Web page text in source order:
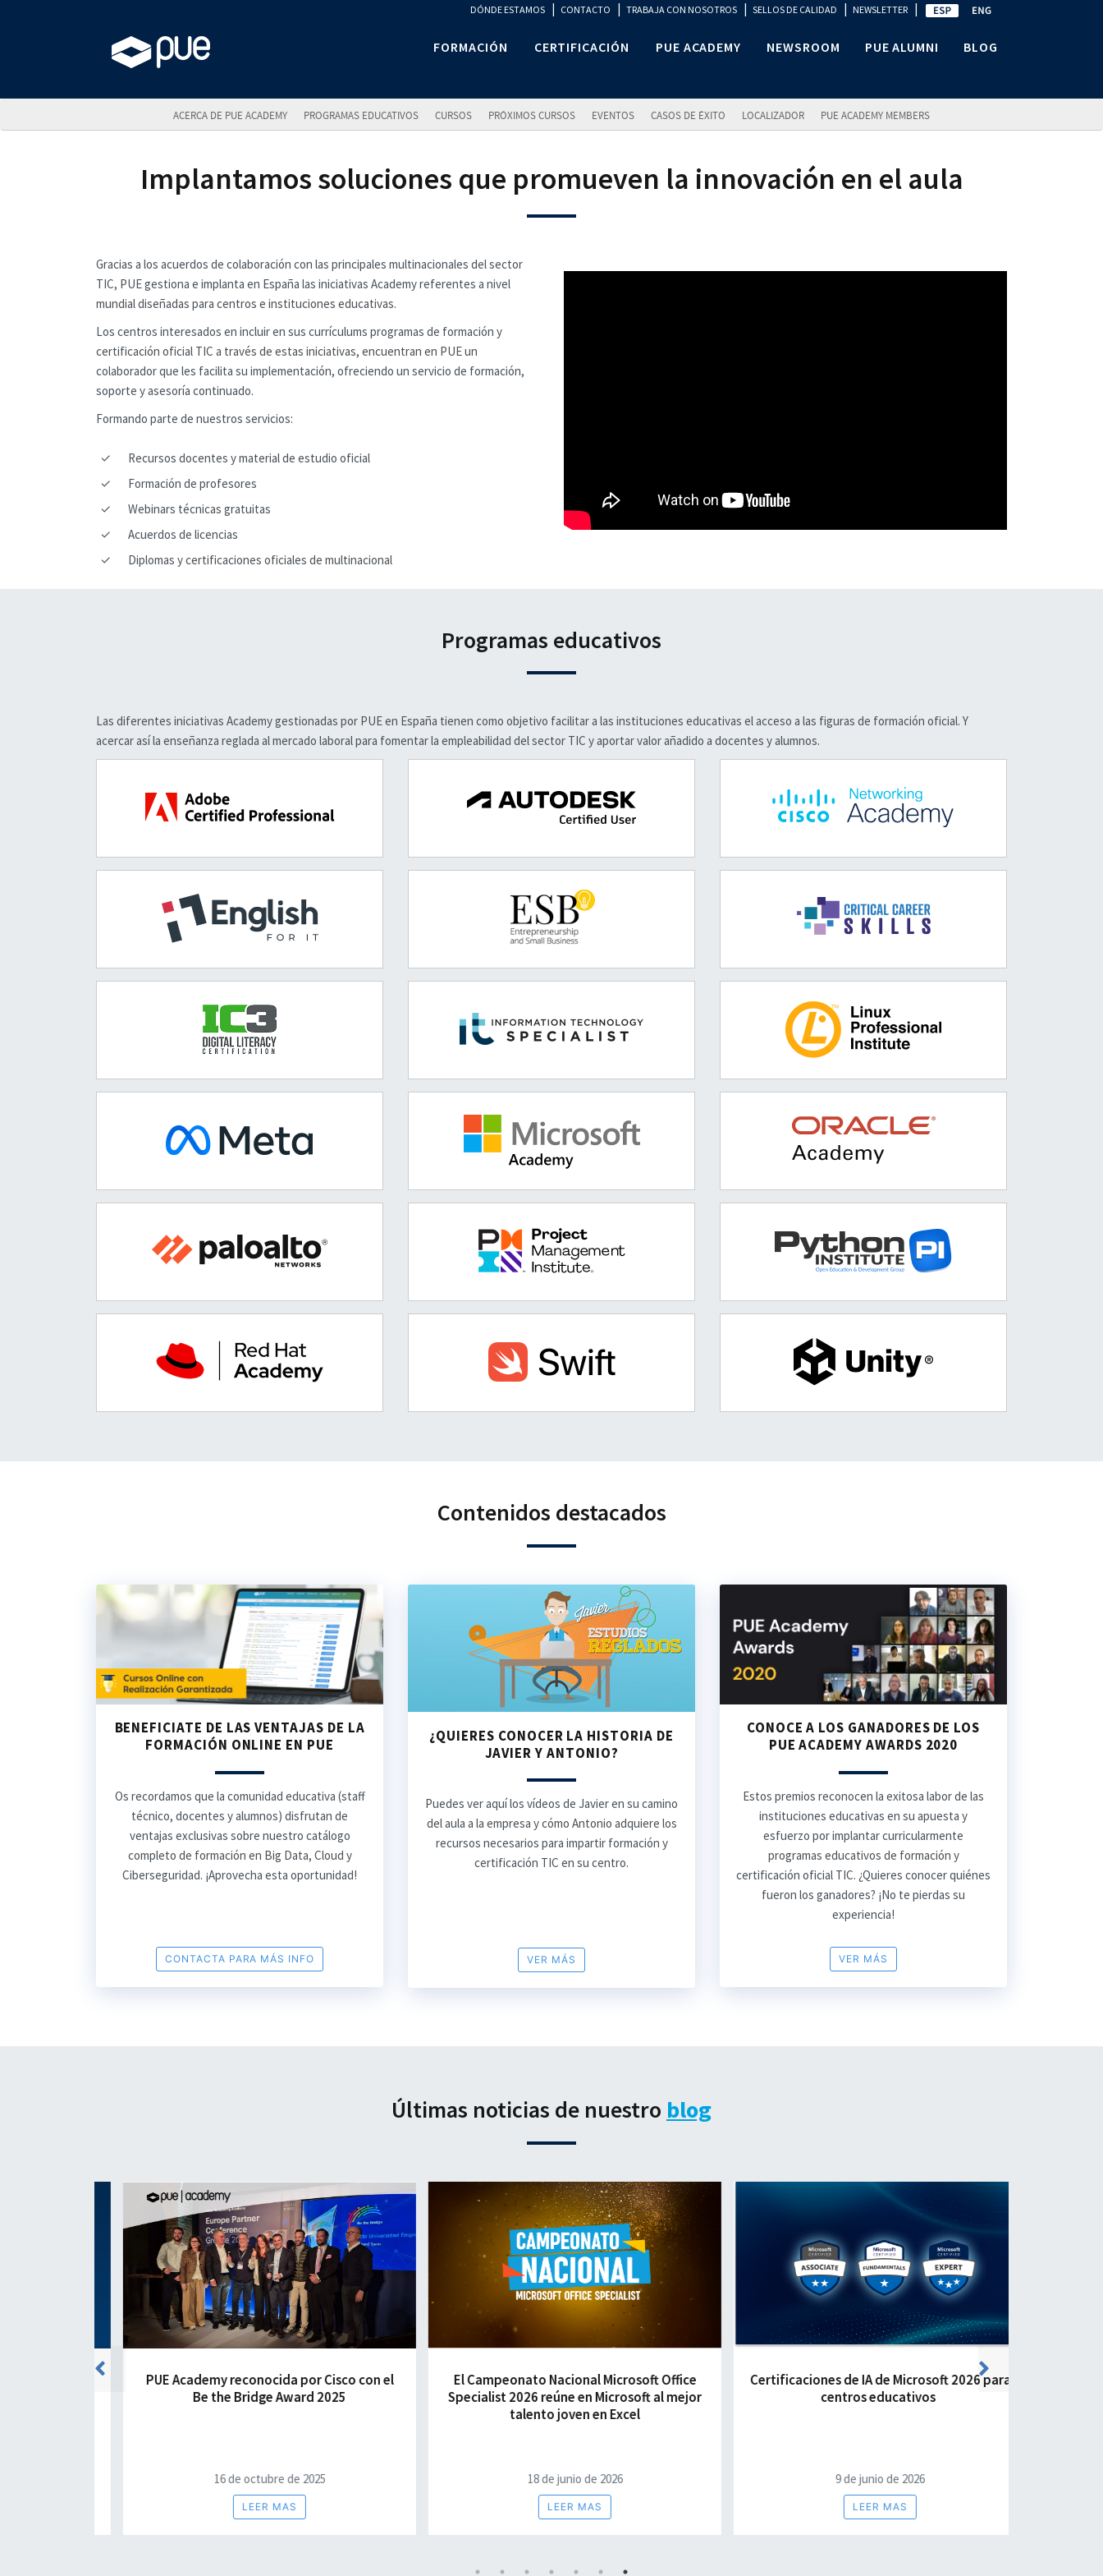
DÓNDE ESTAMOS | CONTACTO | TRABAJA CON NOSOTROS | SELLOS DE CALIDAD | NEWSLETTER |
FORMACIÓN CERTIFICACIÓN PUE ACADEMY NEWSROOM PUE ALUMNI BLOG
ACERCA DE PUE ACADEMY PROGRAMAS EDUCATIVOS CURSOS PRÓXIMOS CURSOS EVENTOS CASOS DE ÉXITO LOCALIZADOR PUE ACADEMY MEMBERS
Implantamos soluciones que promueven la innovación en el aula
Gracias a los acuerdos de colaboración con las principales multinacionales del sector
TIC, PUE gestiona e implanta en España las iniciativas Academy referentes a nivel
mundial diseñadas para centros e instituciones educativas.
Los centros interesados en incluir en sus currículums programas de formación y
certificación oficial TIC a través de estas iniciativas, encuentran en PUE un
colaborador que les facilita su implementación, ofreciendo un servicio de formación,
soporte y asesoría continuado.
Formando parte de nuestros servicios:
✓
Recursos docentes y material de estudio oficial
✓
Formación de profesores
✓
Webinars técnicas gratuitas
✓
Acuerdos de licencias
✓
Diplomas y certificaciones oficiales de multinacional
Programas educativos
Las diferentes iniciativas Academy gestionadas por PUE en España tienen como objetivo facilitar a las instituciones educativas el acceso a las figuras de formación oficial. Y
acercar así la enseñanza reglada al mercado laboral para fomentar la empleabilidad del sector TIC y aportar valor añadido a docentes y alumnos.
Contenidos destacados
BENEFICIATE DE LAS VENTAJAS DE LA
FORMACIÓN ONLINE EN PUE
Os recordamos que la comunidad educativa (staff
técnico, docentes y alumnos) disfrutan de
ventajas exclusivas sobre nuestro catálogo
completo de formación en Big Data, Cloud y
Ciberseguridad. ¡Aprovecha esta oportunidad!
CONTACTA PARA MÁS INFO
¿QUIERES CONOCER LA HISTORIA DE
JAVIER Y ANTONIO?
Puedes ver aquí los vídeos de Javier en su camino
del aula a la empresa y cómo Antonio adquiere los
recursos necesarios para impartir formación y
certificación TIC en su centro.
VER MÁS
CONOCE A LOS GANADORES DE LOS
PUE ACADEMY AWARDS 2020
Estos premios reconocen la exitosa labor de las
instituciones educativas en su apuesta y
esfuerzo por implantar curricularmente
programas educativos de formación y
certificación oficial TIC. ¿Quieres conocer quiénes
fueron los ganadores? ¡No te pierdas su
experiencia!
VER MÁS
Últimas noticias de nuestro blog
Previous
PUE Academy reconocida por Cisco con el
Be the Bridge Award 2025
16 de octubre de 2025
LEER MAS
El Campeonato Nacional Microsoft Office
Specialist 2026 reúne en Microsoft al mejor
talento joven en Excel
18 de junio de 2026
LEER MAS
Certificaciones de IA de Microsoft 2026 para
centros educativos
9 de junio de 2026
LEER MAS
1 2 3 4 5 6 7